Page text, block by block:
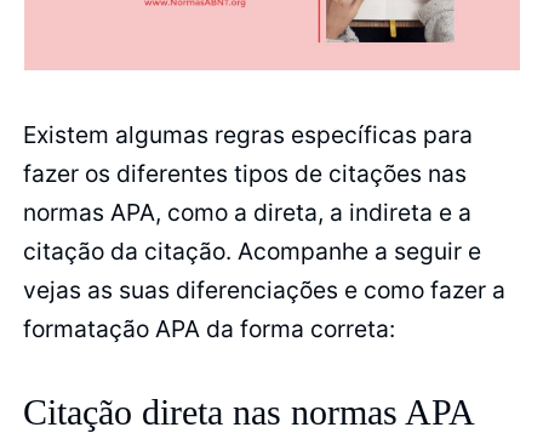
Existem algumas regras específicas para
fazer os diferentes tipos de citações nas
normas APA, como a direta, a indireta e a
citação da citação. Acompanhe a seguir e
vejas as suas diferenciações e como fazer a
formatação APA da forma correta:
Citação direta nas normas APA